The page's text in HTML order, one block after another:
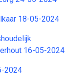
18-05-2024
16-05-2024
2024